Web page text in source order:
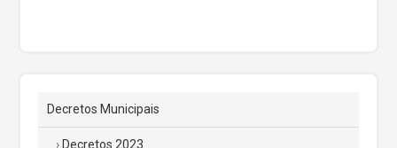
Decretos Municipais
Decretos 2023